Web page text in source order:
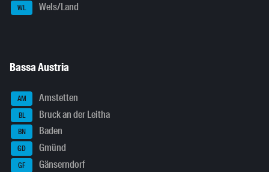
WL Wels/Land
Bassa Austria
AM Amstetten
BL Bruck an der Leitha
BN Baden
GD Gmünd
GF Gänserndorf